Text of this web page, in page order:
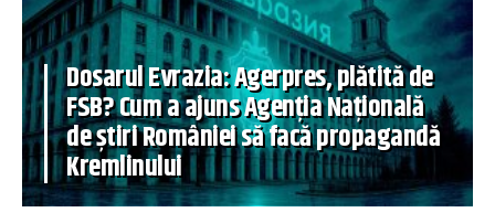
Dosarul Evrazia: Agerpres, plătită de
FSB? Cum a ajuns Agenția Națională
de știri României să facă propagandă
Kremlinului